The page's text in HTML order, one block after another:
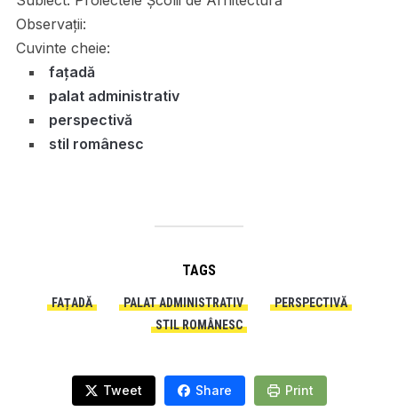
Observații:
Cuvinte cheie:
fațadă
palat administrativ
perspectivă
stil românesc
TAGS
FAȚADĂ PALAT ADMINISTRATIV
PERSPECTIVĂ
STIL ROMÂNESC
Tweet Share Print